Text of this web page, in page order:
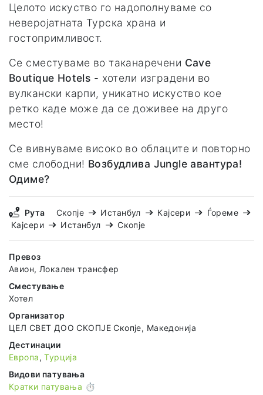
Целото искуство го надополнуваме со
неверојатната Турска храна и
гостопримливост.
Се сместуваме во таканаречени Cave
Boutique Hotels - хотели изградени во
вулкански карпи, уникатно искуство кое
ретко каде може да се доживее на друго
место!
Се вивнуваме високо во облаците и повторно
сме слободни! Возбудлива Jungle авантура!
Одиме?
Рута Скопје Истанбул Кајсери
Ѓореме
Кајсери
Истанбул Скопје
Превоз
Авион, Локален трансфер
Сместување
Хотел
Организатор
ЦЕЛ СВЕТ ДОО СКОПЈЕ Скопје, Македонија
Дестинации
Европа,Турција
Видови патувања
Кратки патувања ⏱️